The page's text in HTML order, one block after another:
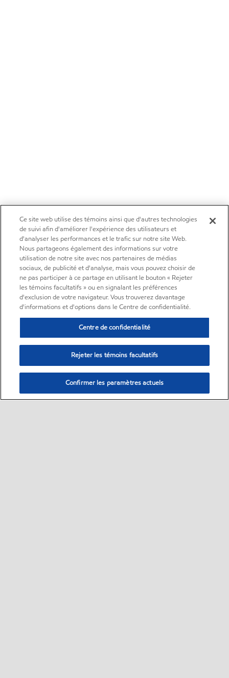
Ce site web utilise des témoins ainsi que d'autres technologies
de suivi afin d'améliorer l'expérience des utilisateurs et
d'analyser les performances et le trafic sur notre site Web.
Nous partageons également des informations sur votre
utilisation de notre site avec nos partenaires de médias
sociaux, de publicité et d'analyse, mais vous pouvez choisir de
ne pas participer à ce partage en utilisant le bouton « Rejeter
les témoins facultatifs » ou en signalant les préférences
d'exclusion de votre navigateur. Vous trouverez davantage
d'informations et d'options dans le Centre de confidentialité.
Centre de confidentialité
Rejeter les témoins facultatifs
Confirmer les paramètres actuels